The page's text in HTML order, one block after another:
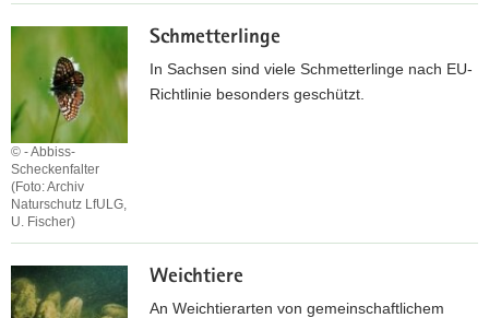
e
l
e
n
Schmetterlinge
© - Abbiss-
Scheckenfalter
(Foto: Archiv
Naturschutz LfULG,
U. Fischer)
In Sachsen sind viele Schmetterlinge nach EU-
Richtlinie besonders geschützt.
c
h
Weichtiere
An Weichtierarten von gemeinschaftlichem